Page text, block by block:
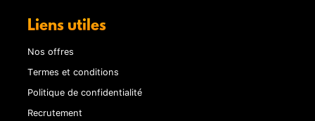
Liens utiles
Nos offres
Termes et conditions
Politique de confidentialité
Recrutement